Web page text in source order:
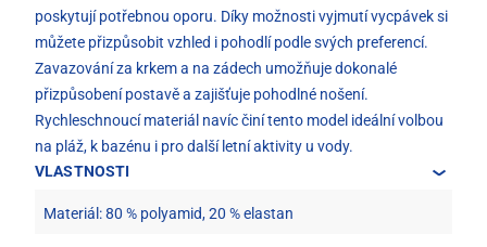
poskytují potřebnou oporu. Díky možnosti vyjmutí vycpávek si
můžete přizpůsobit vzhled i pohodlí podle svých preferencí.
Zavazování za krkem a na zádech umožňuje dokonalé
přizpůsobení postavě a zajišťuje pohodlné nošení.
Rychleschnoucí materiál navíc činí tento model ideální volbou
na pláž, k bazénu i pro další letní aktivity u vody.
VLASTNOSTI
Materiál: 80 % polyamid, 20 % elastan